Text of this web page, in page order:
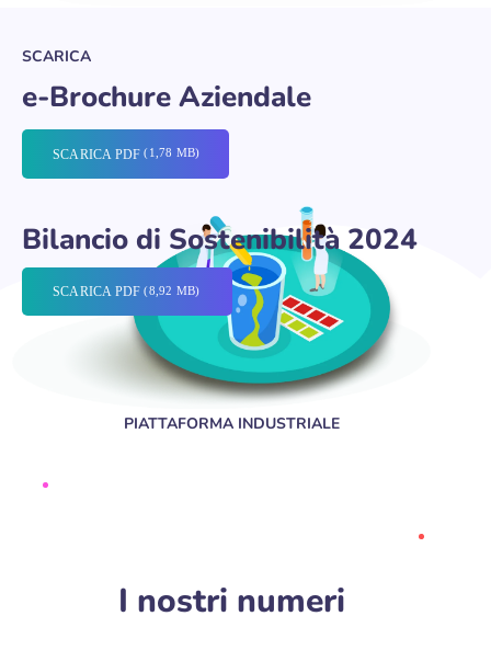
SCARICA
e-Brochure Aziendale
SCARICA PDF
Bilancio di Sostenibilità 2024
SCARICA PDF
PIATTAFORMA INDUSTRIALE
I nostri numeri